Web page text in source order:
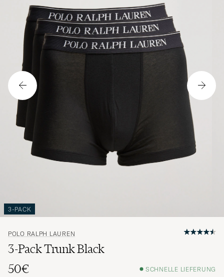
3-PACK
POLO RALPH LAUREN
3-Pack Trunk Black
50€
SCHNELLE LIEFERUNG